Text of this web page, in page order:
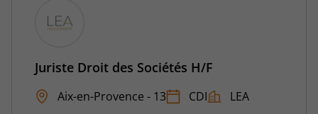
Juriste Droit des Sociétés H/F
Aix-en-Provence - 13 CDI
LEA